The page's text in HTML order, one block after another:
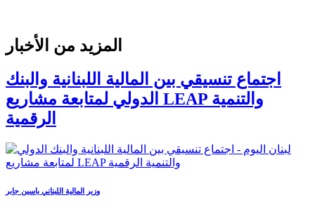
المزيد من الأخبار
اجتماع تنسيقي بين المالية اللبنانية والبنك
الدولي لمتابعة مشاريع LEAP والتنمية
الرقمية
وزير المالية اللبناني ياسين جابر